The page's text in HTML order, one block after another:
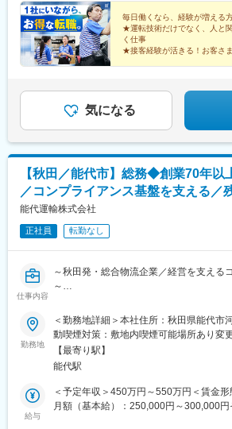
津駅、古島駅、赤嶺駅、てだこ浦西駅、
三股駅、東旭川駅、倶知安駅、岩見沢駅
駅、新川駅(北海道)、環状通東駅、南郷１
室蘭駅、ほしみ駅、深川駅、長都駅、西
駅、利別駅、沼ノ端駅、八雲駅、鵡川駅
くりこま高原駅、荒井駅(宮城県)、福田
東白石駅、泉駅(常磐線)、藤田駅、七日
日立木駅、安達駅、五百川駅、東酒田駅
目駅、花巻空港駅(東北本線)、岩手飯岡
横手駅、上飯島駅、扇田駅、羽後四ツ屋
駅、西目駅、金谷沢駅、田んぼアート駅
駅、小中野駅、東陽町駅、京急新子安駅
駅、南港東駅、十条駅(京都府・近鉄線)
都宮駅、樅山駅、福居駅、藤岡駅、西那
羅駅、岩宿駅、上州新屋駅、新前橋駅、
(群馬県)、国吉駅、干潟駅、二俣新町駅、
駅、新茂原駅、神立駅、みどりの駅、野
延方駅、常陸鴻巣駅、日立駅、佐古木駅
南大高駅、富貴駅、三河田原駅、向ケ丘
駅、港区役所駅、新守山駅、尾張星の宮
具駅、朝熊駅、亀山駅(三重県)、霞ケ浦
川駅(静岡県)、鷲津駅、大場駅、長泉な
草薙駅(東海道本線)、袋井駅、西焼津駅、
駅、糸魚川駅、春日山駅、小針駅、中条
丘陵駅、茨目駅、伊那北駅、広丘駅、岩
橋駅、三ツ屋駅、笠師保駅、松任駅、丸
黒部駅、小杉駅、越中舟橋駅、朝潮橋駅
港駅(大阪モノレール)、網引駅、滝野駅
田駅、新宮駅、芳養駅、船戸駅、西田原
(滋賀県)、多賀大社前駅、三雲駅、栗東
駅、箕浦駅、讃岐塩屋駅、片原町駅(香川
北伊予駅、伊予富田駅、平田駅(高知県)
養駅、川原石駅、伴中央駅、広島港・宇
金光駅、木見駅、高野駅、厚東駅、長府
県)、新南陽駅、萩駅、鳥取駅、三本松口
毎日働くなら、経験が増える方
★運転技術だけでなく、人と
く仕事
★接客経験が活きる！お客さ
気になる
【秋田／能代市】総務◆創業70年以
／コンプライアンス基盤を支える／
能代運輸株式会社
正社員 転勤なし
仕事内容
～秋田発・総合物流企業／経営を支える
～
■業務概要：
総合物流企業である当社にて、総務部門
広い総務業務を担っていただきます。
社内各部署と密接に連携しながら調整役
業に関わる許認可・法務対応を通じてコ
える重要なポジションです。
■業務詳細：
勤務地
＜勤務地詳細＞本社住所：秋田県能代市
動喫煙対策：敷地内喫煙可能場所あり変
事業所
【最寄り駅】
能代駅
給与
＜予定年収＞450万円～550万円＜賃金
月額（基本給）：250,000円～300,000円